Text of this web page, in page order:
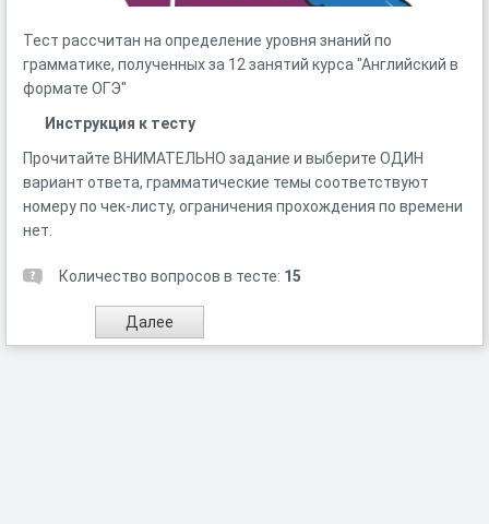
Тест рассчитан на определение уровня знаний по
грамматике, полученных за 12 занятий курса "Английский в
формате ОГЭ"
Инструкция к тесту
Прочитайте ВНИМАТЕЛЬНО задание и выберите ОДИН
вариант ответа, грамматические темы соответствуют
номеру по чек-листу, ограничения прохождения по времени
нет.
Количество вопросов в тесте: 15